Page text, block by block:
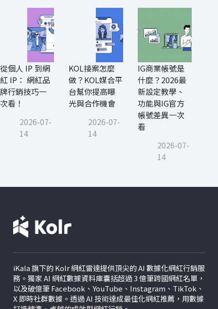
從個人 IP 到網
紅 IP： 網紅品
牌行銷技巧一
次看！
2026-07-
14
KOL接案怎麼
做？KOL媒合平
台幫你提高曝
光與合作機會
2026-07-
14
IG商業帳號是
什麼？2026最
新設定教學、
功能與IG官方
帳號差異一次
看
2026-07-
14
iKala 旗下的 Kolr 網紅雷達提供頂尖的 AI 數據化網紅行銷服
務。獨家 AI 網紅數據資料庫囊括超過 3 億筆跨國網紅名單，
以及破億筆 Facebook、YouTube、Instagram、TikTok、
X 即時社群數據。透過 AI 技術達成最佳化網紅推薦，用數據